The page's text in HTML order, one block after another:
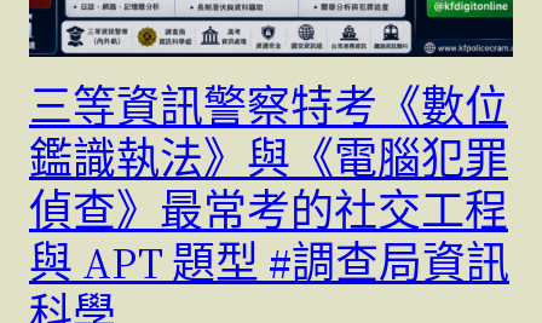
三等資訊警察特考《數位
鑑識執法》與《電腦犯罪
偵查》最常考的社交工程
與 APT 題型 #調查局資訊